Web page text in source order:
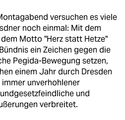
versuchen es viele
noch einmal: Mit dem
Motto "Herz statt Hetze"
ein Zeichen gegen die
Pegida-Bewegung setzen,
einem Jahr durch Dresden
unverhohlener
und
verbreitet.